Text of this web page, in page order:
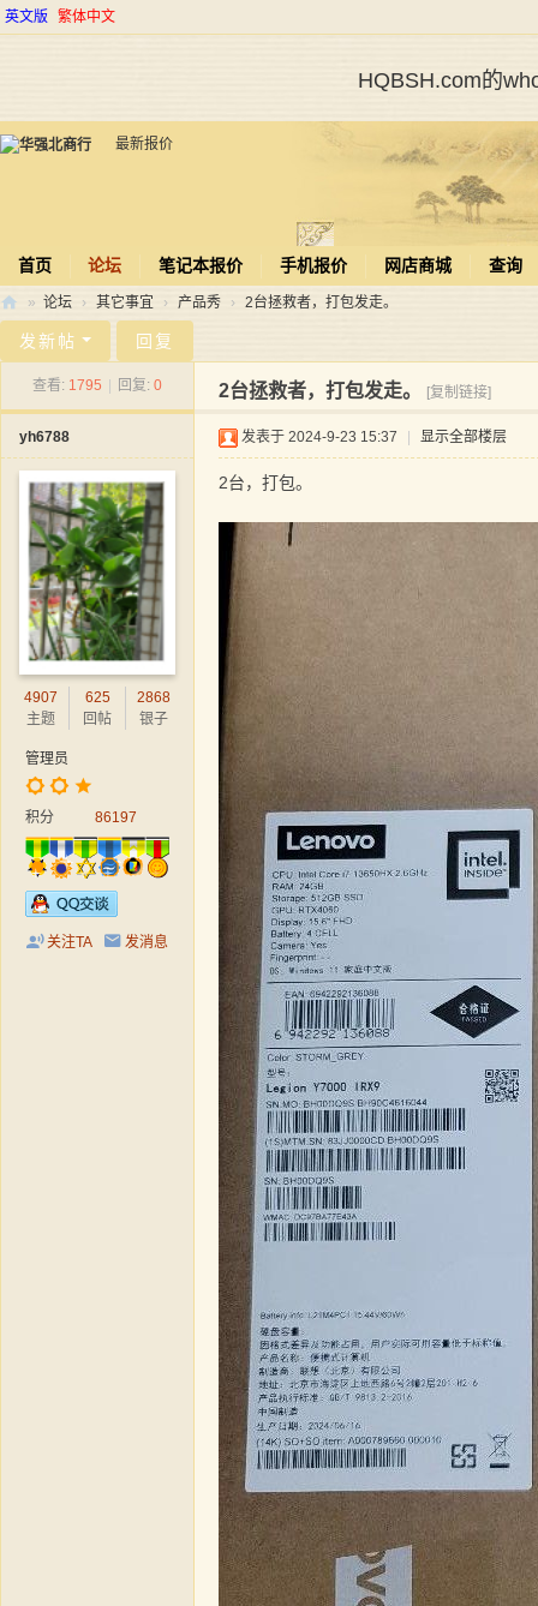
英文版 繁体中文
HQBSH.com的
最新报价
首页 论坛 笔记本报价 手机报价 网店商城 查询
北
» 论坛 › 其它事宜 › 产品秀 › 2台拯救者，打包发走。
发新帖 回复
查看: 1795 回复: 0 2台拯救者，打包发走。 [复制链接]
yh6788
4907
主题
625
回帖
2868
银子
管理员
积分 86197
关注TA 发消息
发表于 2024-9-23 15:37 显示全部楼层
2台，打包。